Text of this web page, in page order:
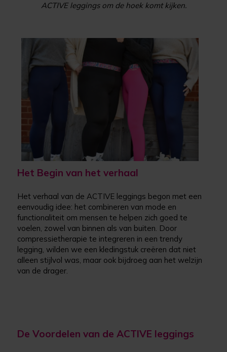
ACTIVE leggings om de hoek komt kijken.
Het Begin van het verhaal
Het verhaal van de ACTIVE leggings begon met een
eenvoudig idee: het combineren van mode en
functionaliteit om mensen te helpen zich goed te
voelen, zowel van binnen als van buiten. Door
compressietherapie te integreren in een trendy
legging, wilden we een kledingstuk creëren dat niet
alleen stijlvol was, maar ook bijdroeg aan het welzijn
van de drager.
De Voordelen van de ACTIVE leggings